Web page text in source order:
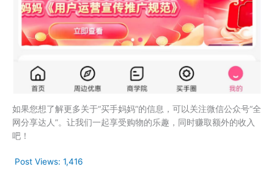
如果您想了解更多关于“买手妈妈”的信息，可以关注微信公众号“全
网分享达人”。让我们一起享受购物的乐趣，同时赚取额外的收入
吧！
Post Views: 1,416